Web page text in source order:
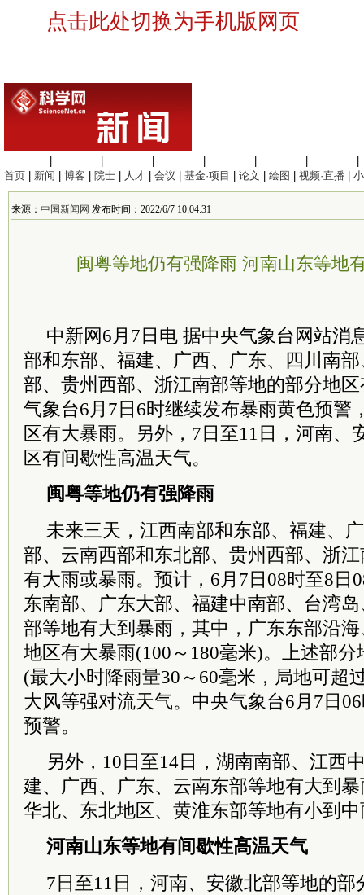
点击此处切换为手机版网页
首页
新闻 博客 院士 人才 会议 基金·项目 论文 绘图 视频·直播
来源： 中国新闻网 发布时间：2022/6/7 10:04:31
闽粤等地仍有强降雨 河南山东等地
中新网6月7日电 据中央气象台网站消
部和东部、福建、广西、广东、四川南
部、贵州西部、浙江南部等地的部分地
气象台6月7日6时继续发布暴雨黄色预警
区有大暴雨。另外，7日至11日，河南、
区有间歇性高温天气。
闽粤等地仍有强降雨
未来三天，江西南部和东部、福建、
部、云南西部和东北部、贵州西部、浙
有大雨或暴雨。预计，6月7日08时至8日
东南部、广东大部、福建中南部、 台湾
部等地有大到暴雨，其中，广东东部沿
地区有大暴雨(100～180毫米)。上述部
(最大小时降雨量30～60毫米，局地可超
大风等强对流天气。中央气象台6月7日
预警。
另外，10日至14日，湖南南部、江西
建、广西、广东、云南东部等地有大到
华北、东北地区、黄淮东部等地有小到
河南山东等地有间歇性高温天气
7日至11日，河南、安徽北部等地的